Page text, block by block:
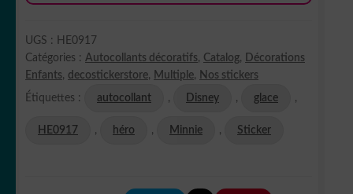
UGS :
HE0917
Catégories : Autocollants décoratifs, Catalog, Décorations
Enfants, decostickerstore, Multiple, Nos stickers
Étiquettes : autocollant , Disney , glace ,
HE0917 , héro , Minnie , Sticker